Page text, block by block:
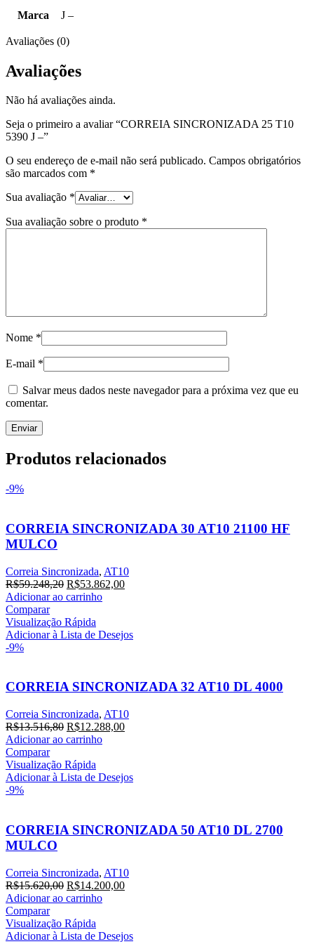
Marca J –
Avaliações (0)
Avaliações
Não há avaliações ainda.
Seja o primeiro a avaliar “CORREIA SINCRONIZADA 25 T10
5390 J –”
O seu endereço de e-mail não será publicado. Campos obrigatórios
são marcados com *
Sua avaliação *
Sua avaliação sobre o produto *
Nome *
E-mail *
Salvar meus dados neste navegador para a próxima vez que eu
comentar.
Produtos relacionados
-9%
CORREIA SINCRONIZADA 30 AT10 21100 HF
MULCO
Correia Sincronizada, AT10
R$59.248,20 O
preço
era:
R$59.248,20.
R$53.862,00O
R$53.862,00.
Adicionar ao carrinho
Comparar
Visualização Rápida
Adicionar à Lista de Desejos
-9%
CORREIA SINCRONIZADA 32 AT10 DL 4000
Correia Sincronizada, AT10
R$13.516,80 O
preço
era:
R$13.516,80.
R$12.288,00O
R$12.288,00.
Adicionar ao carrinho
Comparar
Visualização Rápida
Adicionar à Lista de Desejos
-9%
CORREIA SINCRONIZADA 50 AT10 DL 2700
MULCO
Correia Sincronizada, AT10
R$15.620,00 O
preço
era:
R$15.620,00.
R$14.200,00O
R$14.200,00.
Adicionar ao carrinho
Comparar
Visualização Rápida
Adicionar à Lista de Desejos